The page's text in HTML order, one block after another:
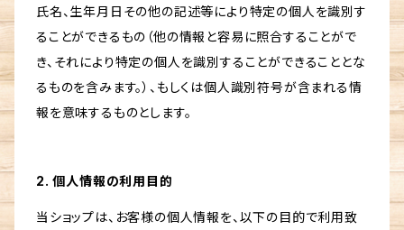
氏名、生年月日その他の記述等により特定の個人を識別す
ることができるもの（他の情報と容易に照合することがで
き、それにより特定の個人を識別することができることとな
るものを含みます。）、もしくは個人識別符号が含まれる情
報を意味するものとします。
2. 個人情報の利用目的
当ショップは、お客様の個人情報を、以下の目的で利用致